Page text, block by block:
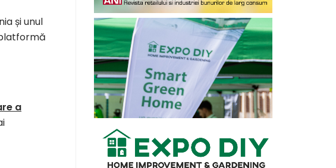
și unul
a